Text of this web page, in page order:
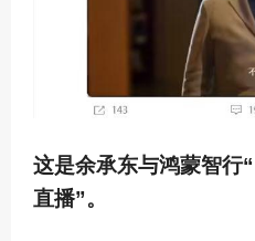
这是余承东与鸿蒙智行
直播”。